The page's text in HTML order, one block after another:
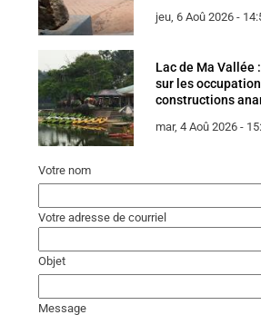
jeu, 6 Aoû 2026 -
Lac de Ma Vallée
sur les
constructions
mar, 4 Aoû 2026 -
Votre nom
Votre adresse de courriel
Objet
Message